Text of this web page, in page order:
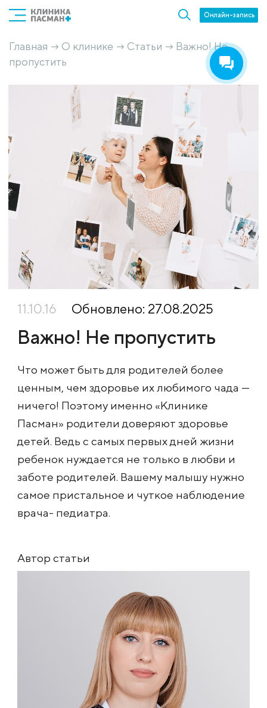
Онлайн-запись
Главная → О клинике → Статьи → Важно! Не
пропустить
11.10.16 Обновлено: 27.08.2025
Важно! Не пропустить
Что может быть для родителей более
ценным, чем здоровье их любимого чада —
ничего! Поэтому именно «Клинике
Пасман» родители доверяют здоровье
детей. Ведь с самых первых дней жизни
ребенок нуждается не только в любви и
заботе родителей. Вашему малышу нужно
самое пристальное и чуткое наблюдение
врача- педиатра.​
Автор статьи